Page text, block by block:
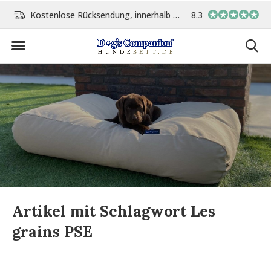
Kostenlose Rücksendung, innerhalb 14 Tage Vor 15:00 Uhr bestellt,
8.3
Artikel mit Schlagwort Les
grains PSE